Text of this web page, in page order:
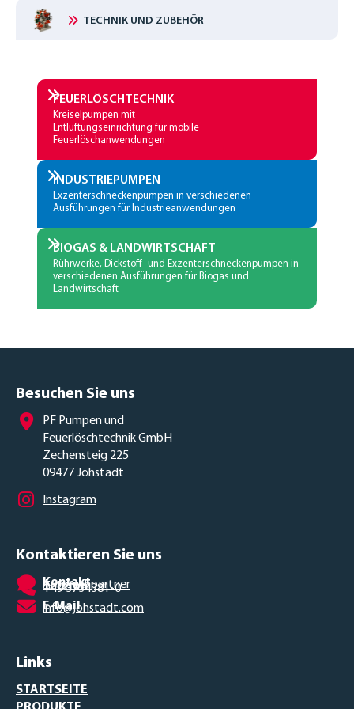
TECHNIK UND ZUBEHÖR
FEUERLÖSCHTECHNIK
Kreiselpumpen mit
Entlüftungseinrichtung für mobile
Feuerlöschanwendungen
INDUSTRIEPUMPEN
Exzenterschneckenpumpen in verschiedenen
Ausführungen für Industrieanwendungen
BIOGAS & LANDWIRTSCHAFT
Rührwerke, Dickstoff- und Exzenterschneckenpumpen in
verschiedenen Ausführungen für Biogas und
Landwirtschaft
Besuchen Sie uns
PF Pumpen und
Feuerlöschtechnik GmbH
Zechensteig 225
09477 Jöhstadt
Kontaktieren Sie uns
Kontakt
Ansprechpartner
Telefon
+49 3734381-0
E-Mail
info@johstadt.com
Links
STARTSEITE
Instagram